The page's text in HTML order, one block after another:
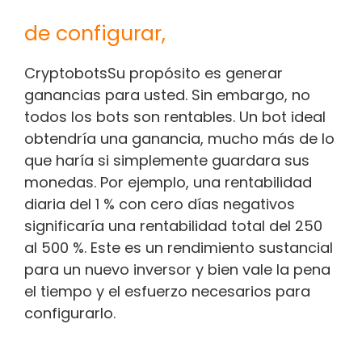
de configurar,
CryptobotsSu propósito es generar
ganancias para usted. Sin embargo, no
todos los bots son rentables. Un bot ideal
obtendría una ganancia, mucho más de lo
que haría si simplemente guardara sus
monedas. Por ejemplo, una rentabilidad
diaria del 1 % con cero días negativos
significaría una rentabilidad total del 250
al 500 %. Este es un rendimiento sustancial
para un nuevo inversor y bien vale la pena
el tiempo y el esfuerzo necesarios para
configurarlo.